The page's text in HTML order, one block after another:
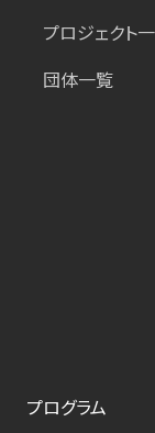
プロジェクト
団体一覧
プログラム